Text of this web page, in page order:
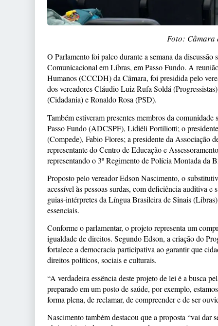
Foto: Câmara
O Parlamento foi palco durante a semana da
Comunicacional em Libras, em Passo Fundo. A
Humanos (CCCDH) da Câmara, foi presidida pelo
dos vereadores Cláudio Luiz Rufa Soldá
(Cidadania) e Ronaldo Rosa (PSD).
Também estiveram presentes membros da
Passo Fundo (ADCSPF), Lidiéli Portiliotti; o
(Compede), Fabio Flores; a presidente da Associação
representante do Centro de Educação e
representando o 3º Regimento de Polícia Montada da
Proposto pelo vereador Edson Nascimento, o
acessível às pessoas surdas, com deficiência auditiva
guias-intérpretes da Língua Brasileira de Sinais
essenciais.
Conforme o parlamentar, o projeto representa um
igualdade de direitos. Segundo Edson, a criação do
fortalece a democracia participativa ao garantir que
direitos políticos, sociais e culturais.
“A verdadeira essência deste projeto de lei é a busca
preparado em um posto de saúde, por exemplo,
forma plena, de reclamar, de compreender e de ser
Nascimento também destacou que a proposta “vai dar